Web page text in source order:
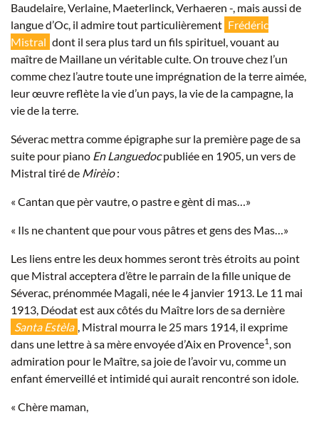
Baudelaire, Verlaine, Maeterlinck, Verhaeren -, mais aussi de
langue d’Oc, il admire tout particulièrement Frédéric
Mistral dont il sera plus tard un fils spirituel, vouant au
maître de Maillane un véritable culte. On trouve chez l’un
comme chez l’autre toute une imprégnation de la terre aimée,
leur œuvre reflète la vie d’un pays, la vie de la campagne, la
vie de la terre.
Séverac mettra comme épigraphe sur la première page de sa
suite pour piano En Languedocpubliée en 1905, un vers de
Mistral tiré de Mirèio:
« Cantan que pèr vautre, o pastre e gènt di mas…»
« Ils ne chantent que pour vous pâtres et gens des Mas…»
Les liens entre les deux hommes seront très étroits au point
que Mistral acceptera d’être le parrain de la fille unique de
Séverac, prénommée Magali, née le 4 janvier 1913. Le 11 mai
1913, Déodat est aux côtés du Maître lors de sa dernière
Santa Estèla , Mistral mourra le 25 mars 1914, il exprime
dans une lettre à sa mère envoyée d’Aix en Provence1, son
admiration pour le Maître, sa joie de l’avoir vu, comme un
enfant émerveillé et intimidé qui aurait rencontré son idole.
« Chère maman,